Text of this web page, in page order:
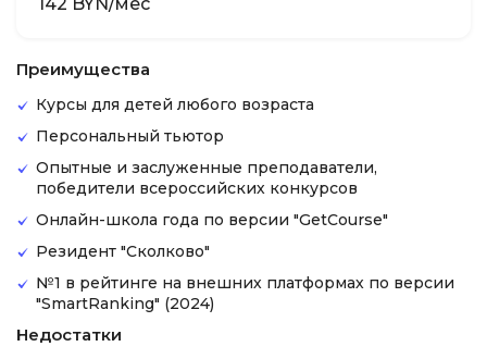
Преимущества
Курсы для детей любого возраста
Персональный тьютор
Опытные и заслуженные преподаватели,
победители всероссийских конкурсов
Онлайн-школа года по версии "GetCourse"
Резидент "Сколково"
№1 в рейтинге на внешних платформах по версии
"SmartRanking" (2024)
Недостатки